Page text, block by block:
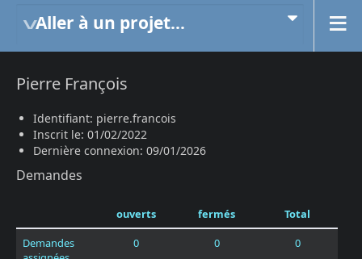
Aller à un projet...
Pierre François
Identifiant: pierre.francois
Inscrit le: 01/02/2022
Dernière connexion: 09/01/2026
Demandes
ouverts fermés
Total
Demandes
0 0 0